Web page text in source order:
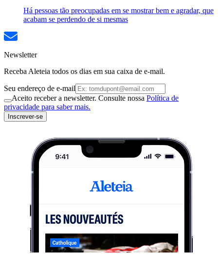
Há pessoas tão preocupadas em se mostrar bem e agradar, que
acabam se perdendo de si mesmas
Newsletter
Receba Aleteia todos os dias em sua caixa de e-mail.
Seu endereço de e-mail
Aceito receber a newsletter. Consulte nossa Política de
privacidade para saber mais.
Inscrever-se